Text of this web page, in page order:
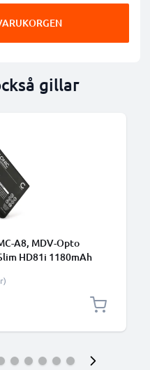
gillar
A8, MDV-Opto
HD81i 1180mAh